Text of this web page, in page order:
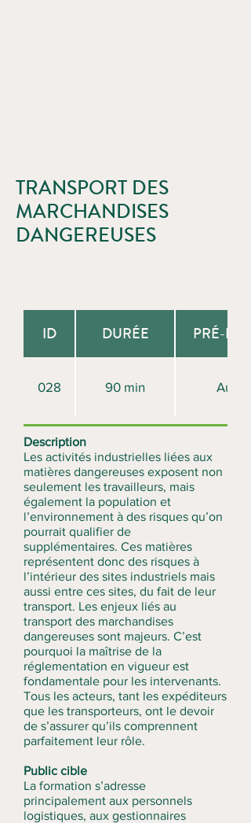
TRANSPORT DES
MARCHANDISES
DANGEREUSES
ID DURÉE PRÉ-
028 90 min Aucun
Description
Les activités industrielles liées aux
matières dangereuses exposent non
seulement les travailleurs, mais
également la population et
l’environnement à des risques qu’on
pourrait qualifier de
supplémentaires. Ces matières
représentent donc des risques à
l’intérieur des sites industriels mais
aussi entre ces sites, du fait de leur
transport. Les enjeux liés au
transport des marchandises
dangereuses sont majeurs. C’est
pourquoi la maîtrise de la
réglementation en vigueur est
fondamentale pour les intervenants.
Tous les acteurs, tant les expéditeurs
que les transporteurs, ont le devoir
de s’assurer qu’ils comprennent
parfaitement leur rôle.
Public cible
La formation s’adresse
principalement aux personnels
logistiques, aux gestionnaires